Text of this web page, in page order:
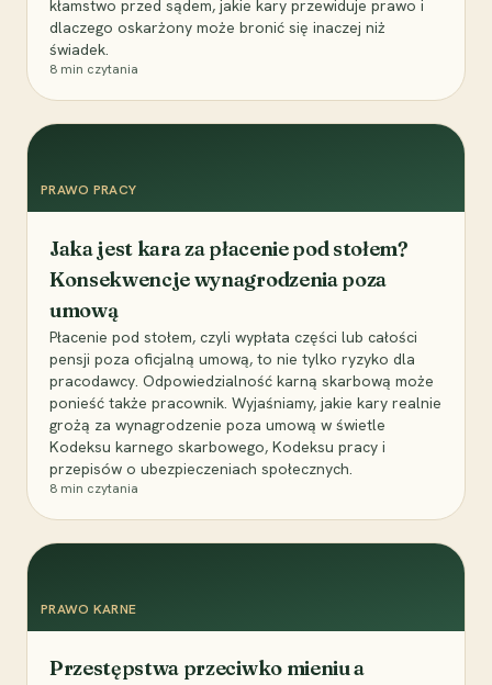
kłamstwo przed sądem, jakie kary przewiduje prawo i
dlaczego oskarżony może bronić się inaczej niż
świadek.
8 min czytania
PRAWO PRACY
Jaka jest kara za płacenie pod stołem?
Konsekwencje wynagrodzenia poza
umową
Płacenie pod stołem, czyli wypłata części lub całości
pensji poza oficjalną umową, to nie tylko ryzyko dla
pracodawcy. Odpowiedzialność karną skarbową może
ponieść także pracownik. Wyjaśniamy, jakie kary realnie
grożą za wynagrodzenie poza umową w świetle
Kodeksu karnego skarbowego, Kodeksu pracy i
przepisów o ubezpieczeniach społecznych.
8 min czytania
PRAWO KARNE
Przestępstwa przeciwko mieniu a